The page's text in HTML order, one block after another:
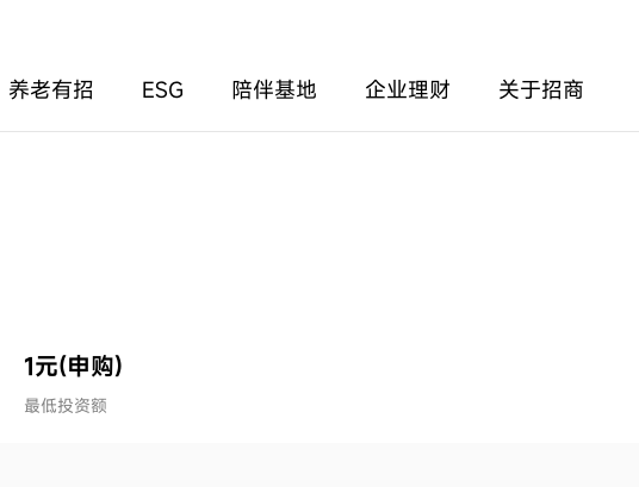
养老有招 ESG 陪伴基地 企业理财 关于招商
1元(申购)
最低投资额